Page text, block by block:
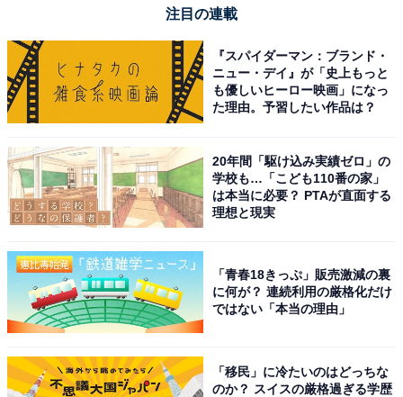
Amazonで見る
ソニー「WH-1000XM4」
ソニー(SONY) ワイヤレスノイズキャンセリングヘッドホ
ン WH-1000XM4 : LDAC/Amazon Alexa搭載/Bluetooth/
ハイレゾ 最大30時間連続再生 密閉型 マイク付 2020年モ
デル 360 Reality Audio認定モデル ブラック WH-
1000XM4 BM
注目の連載
『スパイダーマン：ブランド・
ニュー・デイ』が「史上もっと
も優しいヒーロー映画」になっ
た理由。予習したい作品は？
20年間「駆け込み実績ゼロ」の
学校も…「こども110番の家」
は本当に必要？ PTAが直面する
理想と現実
「青春18きっぷ」販売激減の裏
に何が？ 連続利用の厳格化だけ
ではない「本当の理由」
「移民」に冷たいのはどっちな
のか？ スイスの厳格過ぎる学歴